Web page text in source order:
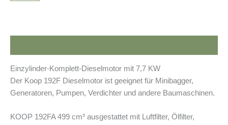
Einzylinder-Komplett-Dieselmotor mit 7,7 KW
Der Koop 192F Dieselmotor ist geeignet für Minibagger,
Generatoren, Pumpen, Verdichter und andere Baumaschinen.
KOOP 192FA 499 cm³ ausgestattet mit Luftfilter, Ölfilter,